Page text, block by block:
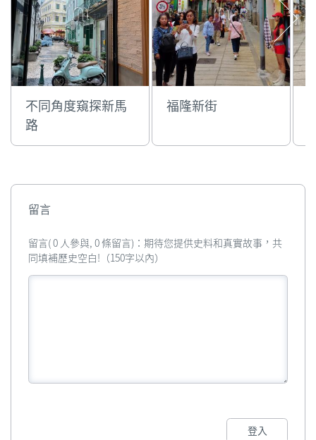
不同角度窺探新馬
路
福隆新街
留言
留言( 0 人參與, 0 條留言)：期待您提供史料和真實故事，共
同填補歷史空白!（150字以內）
登入